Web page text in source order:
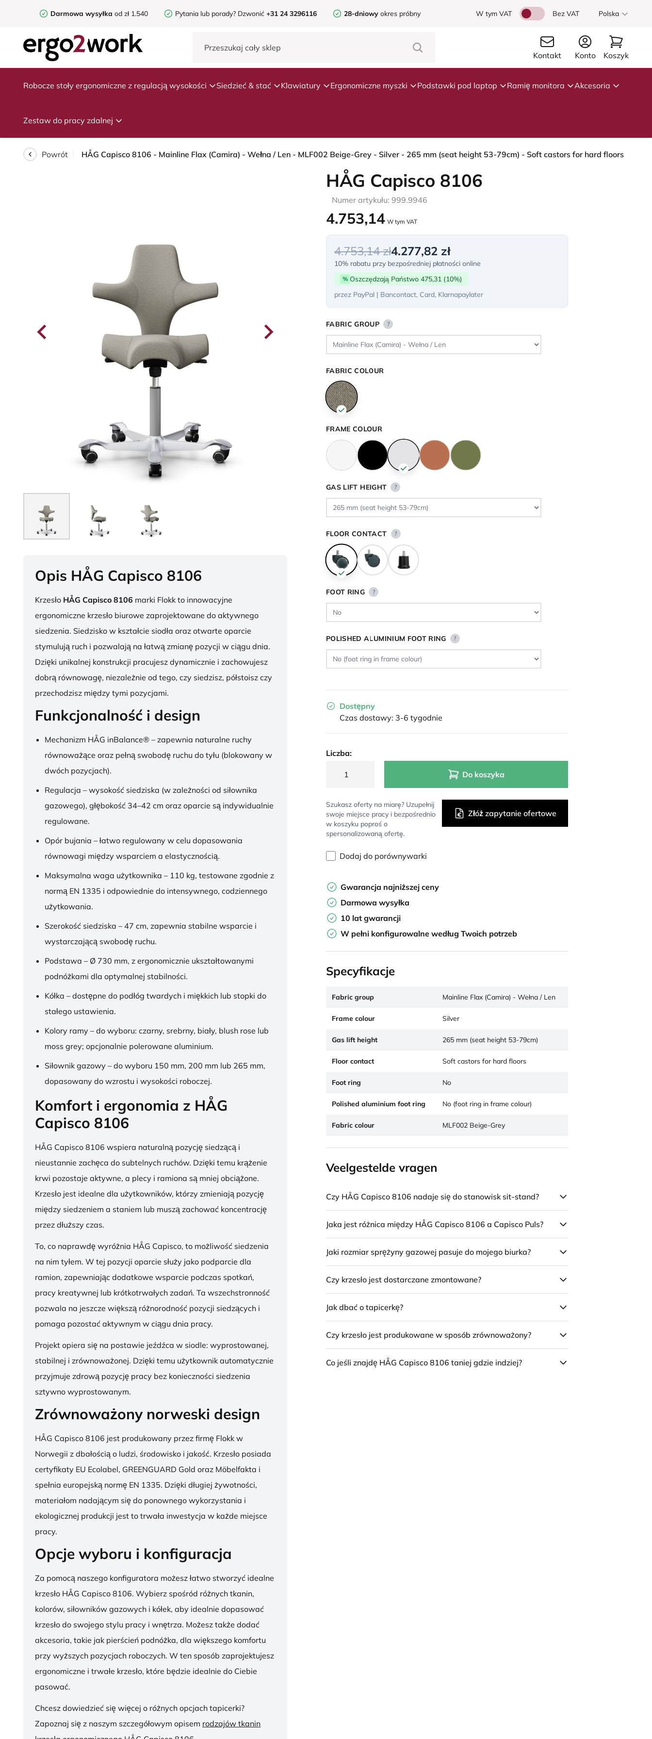
Darmowa wysyłka od zł 1.540 Pytania lub porady? Dzwonić +31 24 3296116 28-dniowy okres próbny W tym VAT Bez VAT Polska
Kontakt Konto Koszyk
Robocze stoły ergonomiczne z regulacją wysokości Siedzieć & stać Klawiatury Ergonomiczne myszki Podstawki pod laptop Ramię monitora Akcesoria
Zestaw do pracy zdalnej
Powrót HÅG Capisco 8106 - Mainline Flax (Camira) - Wełna / Len - MLF002 Beige-Grey - Silver - 265 mm (seat height 53-79cm) - Soft castors for hard floors
Opis HÅG Capisco 8106
Krzesło HÅG Capisco 8106 marki Flokk to innowacyjne
ergonomiczne krzesło biurowe zaprojektowane do aktywnego
siedzenia. Siedzisko w kształcie siodła oraz otwarte oparcie
stymulują ruch i pozwalają na łatwą zmianę pozycji w ciągu dnia.
Dzięki unikalnej konstrukcji pracujesz dynamicznie i zachowujesz
dobrą równowagę, niezależnie od tego, czy siedzisz, półstoisz czy
przechodzisz między tymi pozycjami.
Funkcjonalność i design
Mechanizm HÅG inBalance® – zapewnia naturalne ruchy
równoważące oraz pełną swobodę ruchu do tyłu (blokowany w
dwóch pozycjach).
Regulacja – wysokość siedziska (w zależności od siłownika
gazowego), głębokość 34–42 cm oraz oparcie są indywidualnie
regulowane.
Opór bujania – łatwo regulowany w celu dopasowania
równowagi między wsparciem a elastycznością.
Maksymalna waga użytkownika – 110 kg, testowane zgodnie z
normą EN 1335 i odpowiednie do intensywnego, codziennego
użytkowania.
Szerokość siedziska – 47 cm, zapewnia stabilne wsparcie i
wystarczającą swobodę ruchu.
Podstawa – Ø 730 mm, z ergonomicznie ukształtowanymi
podnóżkami dla optymalnej stabilności.
Kółka – dostępne do podłóg twardych i miękkich lub stopki do
stałego ustawienia.
Kolory ramy – do wyboru: czarny, srebrny, biały, blush rose lub
moss grey; opcjonalnie polerowane aluminium.
Siłownik gazowy – do wyboru 150 mm, 200 mm lub 265 mm,
dopasowany do wzrostu i wysokości roboczej.
Komfort i ergonomia z HÅG
Capisco 8106
HÅG Capisco 8106 wspiera naturalną pozycję siedzącą i
nieustannie zachęca do subtelnych ruchów. Dzięki temu krążenie
krwi pozostaje aktywne, a plecy i ramiona są mniej obciążone.
Krzesło jest idealne dla użytkowników, którzy zmieniają pozycję
między siedzeniem a staniem lub muszą zachować koncentrację
przez dłuższy czas.
To, co naprawdę wyróżnia HÅG Capisco, to możliwość siedzenia
na nim tyłem. W tej pozycji oparcie służy jako podparcie dla
ramion, zapewniając dodatkowe wsparcie podczas spotkań,
pracy kreatywnej lub krótkotrwałych zadań. Ta wszechstronność
pozwala na jeszcze większą różnorodność pozycji siedzących i
pomaga pozostać aktywnym w ciągu dnia pracy.
Projekt opiera się na postawie jeźdźca w siodle: wyprostowanej,
stabilnej i zrównoważonej. Dzięki temu użytkownik automatycznie
przyjmuje zdrową pozycję pracy bez konieczności siedzenia
sztywno wyprostowanym.
Zrównoważony norweski design
HÅG Capisco 8106 jest produkowany przez firmę Flokk w
Norwegii z dbałością o ludzi, środowisko i jakość. Krzesło posiada
certyfikaty EU Ecolabel, GREENGUARD Gold oraz Möbelfakta i
spełnia europejską normę EN 1335. Dzięki długiej żywotności,
materiałom nadającym się do ponownego wykorzystania i
ekologicznej produkcji jest to trwała inwestycja w każde miejsce
pracy.
Opcje wyboru i konfiguracja
Za pomocą naszego konfiguratora możesz łatwo stworzyć idealne
krzesło HÅG Capisco 8106. Wybierz spośród różnych tkanin,
kolorów, siłowników gazowych i kółek, aby idealnie dopasować
krzesło do swojego stylu pracy i wnętrza. Możesz także dodać
akcesoria, takie jak pierścień podnóżka, dla większego komfortu
przy wyższych pozycjach roboczych. W ten sposób zaprojektujesz
ergonomiczne i trwałe krzesło, które będzie idealnie do Ciebie
pasować.
Chcesz dowiedzieć się więcej o różnych opcjach tapicerki?
Zapoznaj się z naszym szczegółowym opisem rodzajów tkanin
HÅG Capisco 8106
Numer artykułu: 999.9946
4.753,14 W tym VAT
4.753,14 zł4.277,82 zł
10% rabatu przy bezpośredniej płatności online
% Oszczędzają Państwo 475,31 (10%)
przez PayPal | Bancontact, Card, Klarnapaylater
FABRIC GROUP ?
FABRIC COLOUR
FRAME COLOUR
GAS LIFT HEIGHT ?
FLOOR CONTACT ?
FOOT RING ?
POLISHED ALUMINIUM FOOT RING ?
Dostępny
Czas dostawy: 3-6 tygodnie
Liczba:
Do koszyka
Szukasz oferty na miarę? Uzupełnij
swoje miejsce pracy i bezpośrednio
w koszyku poproś o
spersonalizowaną ofertę.
Złóż zapytanie ofertowe
Dodaj do porównywarki
Gwarancja najniższej ceny
Darmowa wysyłka
10 lat gwarancji
W pełni konfigurowalne według Twoich potrzeb
Specyfikacje
Fabric group Mainline Flax (Camira) - Wełna / Len
Frame colour Silver
Gas lift height 265 mm (seat height 53-79cm)
Floor contact Soft castors for hard floors
Foot ring No
Polished aluminium foot ring No (foot ring in frame colour)
Fabric colour MLF002 Beige-Grey
Veelgestelde vragen
Czy HÅG Capisco 8106 nadaje się do stanowisk sit-stand?
Jaka jest różnica między HÅG Capisco 8106 a Capisco Puls?
Jaki rozmiar sprężyny gazowej pasuje do mojego biurka?
Czy krzesło jest dostarczane zmontowane?
Jak dbać o tapicerkę?
Czy krzesło jest produkowane w sposób zrównoważony?
Co jeśli znajdę HÅG Capisco 8106 taniej gdzie indziej?